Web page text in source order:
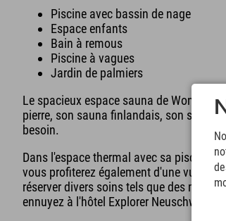
Piscine avec bassin de nage
Espace enfants
Bain à remous
Piscine à vagues
Jardin de palmiers
Le spacieux espace sauna de
pierre, son sauna finlandais, son sauna
besoin.
Dans l'espace thermal avec sa piscine
vous profiterez également d'une vue
réserver divers soins tels que des
ennuyez à l'hôtel Explorer